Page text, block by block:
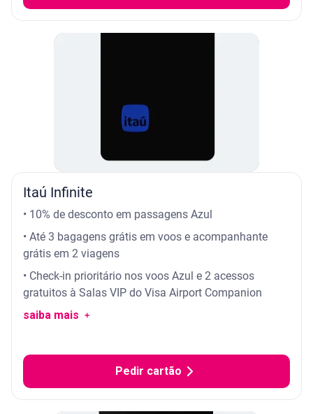
Itaú Infinite
• 10% de desconto em passagens Azul
• Até 3 bagagens grátis em voos e acompanhante
grátis em 2 viagens
• Check-in prioritário nos voos Azul e 2 acessos
gratuitos à Salas VIP do Visa Airport Companion
saiba mais ﹢
Pedir cartão